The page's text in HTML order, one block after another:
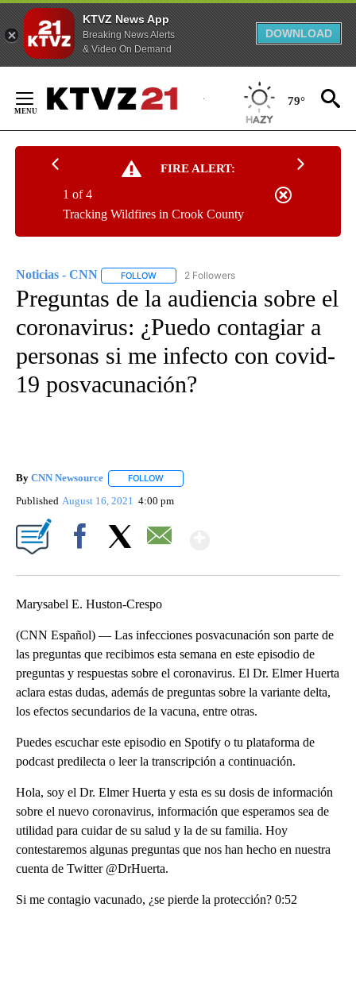
KTVZ News App
Breaking News Alerts
& Video On Demand
DOWNLOAD
Content
79°
FIRE ALERT:
Tracking Wildfires in Crook County
1 of 4
Noticias - CNN FOLLOW FOLLOW "NOTICIAS - CNN" TO RECEIVE
2 Followers
Preguntas de la audiencia sobre el
coronavirus: ¿Puedo contagiar a
personas si me infecto con covid-
19 posvacunación?
By CNN Newsource FOLLOW
Published August 16, 2021 4:00 pm
Marysabel E. Huston-Crespo
(CNN Español) — Las infecciones posvacunación son parte de
las preguntas que recibimos esta semana en este episodio de
preguntas y respuestas sobre el coronavirus. El Dr. Elmer Huerta
aclara estas dudas, además de preguntas sobre la variante delta,
los efectos secundarios de la vacuna, entre otras.
Puedes escuchar este episodio en Spotify o tu plataforma de
podcast predilecta o leer la transcripción a continuación.
Hola, soy el Dr. Elmer Huerta y esta es su dosis de información
sobre el nuevo coronavirus, información que esperamos sea de
utilidad para cuidar de su salud y la de su familia. Hoy
contestaremos algunas preguntas que nos han hecho en nuestra
cuenta de Twitter @DrHuerta.
Si me contagio vacunado, ¿se pierde la protección? 0:52